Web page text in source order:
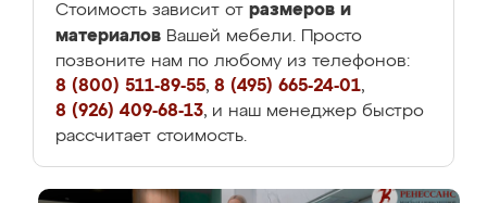
Стоимость зависит от размеров и
материалов Вашей мебели. Просто
позвоните нам по любому из телефонов:
8 (800) 511-89-55, 8 (495) 665-24-01,
8 (926) 409-68-13, и наш менеджер быстро
рассчитает стоимость.